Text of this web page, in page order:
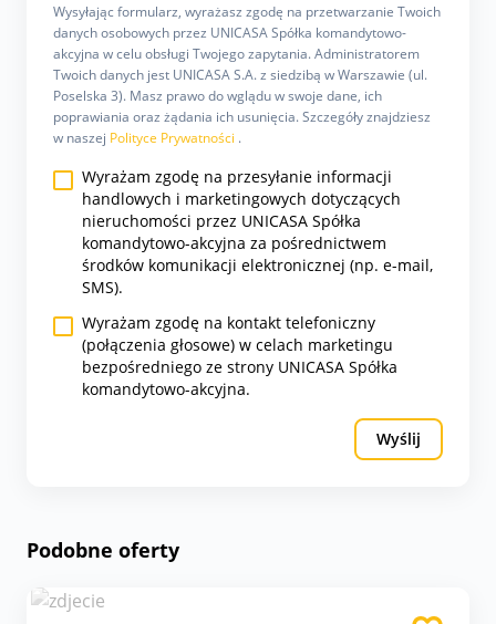
Wysyłając formularz, wyrażasz zgodę na przetwarzanie Twoich
danych osobowych przez UNICASA Spółka komandytowo-
akcyjna w celu obsługi Twojego zapytania. Administratorem
Twoich danych jest UNICASA S.A. z siedzibą w Warszawie (ul.
Poselska 3). Masz prawo do wglądu w swoje dane, ich
poprawiania oraz żądania ich usunięcia. Szczegóły znajdziesz
w naszej Polityce Prywatności .
Wyrażam zgodę na przesyłanie informacji
handlowych i marketingowych dotyczących
nieruchomości przez UNICASA Spółka
komandytowo-akcyjna za pośrednictwem
środków komunikacji elektronicznej (np. e-mail,
SMS).
Wyrażam zgodę na kontakt telefoniczny
(połączenia głosowe) w celach marketingu
bezpośredniego ze strony UNICASA Spółka
komandytowo-akcyjna.
Wyślij
Podobne oferty